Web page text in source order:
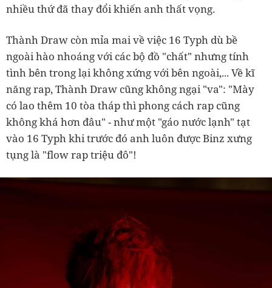
nhiều thứ đã thay đổi khiến anh thất vọng.
Thành Draw còn mỉa mai về việc 16 Typh dù bề
ngoài hào nhoáng với các bộ đồ "chất" nhưng tính
tình bên trong lại không xứng với bên ngoài,... Về kĩ
năng rap, Thành Draw cũng không ngại "va": "Mày
có lao thêm 10 tòa tháp thì phong cách rap cũng
không khá hơn đâu" - như một "gáo nước lạnh" tạt
vào 16 Typh khi trước đó anh luôn được Binz xưng
tụng là "flow rap triệu đô"!